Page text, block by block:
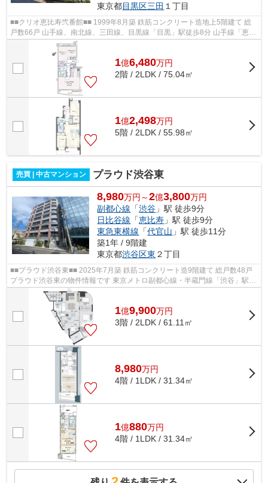
東京都目黒区三田 １丁目
■■クリオ恵比寿弐番館■■ 1999年8月築 鉄筋コンクリート造地上5階建て 総
戸数66戸 山手線、南北線、三田線、目黒線「目黒」駅徒歩8分 山手線「恵比
寿」駅徒歩12分 〇オートロック 〇...
1億6,480万円
2階 / 2LDK / 75.04㎡
1億2,498万円
5階 / 2LDK / 55.98㎡
売買 | 中古マンション プラウド渋谷東
8,980万円～2億3,800万円
副都心線 「渋谷 」駅 徒歩9分
日比谷線 「恵比寿 」駅 徒歩9分
東急東横線 「代官山 」駅 徒歩11分
築1年 / 9階建
東京都渋谷区東 ２丁目
■■プラウド渋谷東■■ 2025年7月築 鉄筋コンクリート造9階建て 総戸数48戸
プラウド渋谷東の物件情報です 東京メトロ副都心線・半蔵門線「渋谷」駅徒
歩9分 東京メトロ日比谷線「恵比...
1億9,900万円
3階 / 2LDK / 61.11㎡
8,980万円
4階 / 1LDK / 31.34㎡
1億880万円
4階 / 1LDK / 31.34㎡